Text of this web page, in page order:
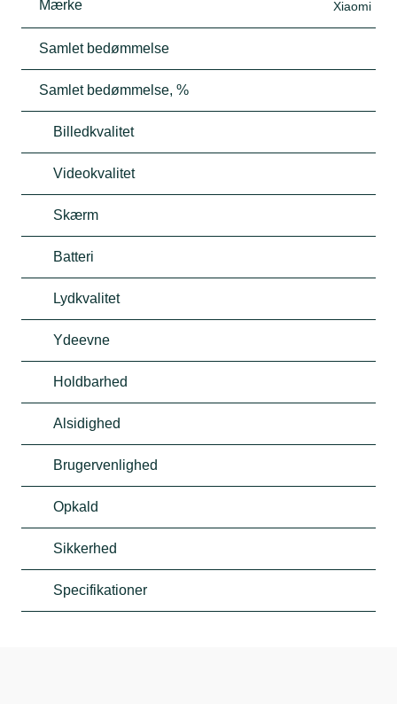
Mærke Xiaomi
Samlet bedømmelse
Samlet bedømmelse, %
Billedkvalitet
Videokvalitet
Skærm
Batteri
Lydkvalitet
Ydeevne
Holdbarhed
Alsidighed
Brugervenlighed
Opkald
Sikkerhed
Specifikationer